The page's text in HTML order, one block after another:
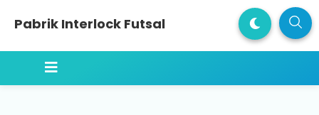
Pabrik Interlock Futsal